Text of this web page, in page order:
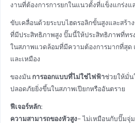
งานที่ต้องการการยกในแนวตั้งที่แข็งแกร่งแ
ขับเคลื่อนด้วยระบบไฮดรอลิกขั้นสูงและสร้า
ที่มีประสิทธิภาพสูง ปั๊มนี้ให้ประสิทธิภาพที่ทร
ในสภาพแวดล้อมที่มีความต้องการมากที่สุด
และเหมือง
ของมัน การออกแบบที่ไม่ใช่ไฟฟ้าช่วยให้มั่น
ปลอดภัยยิ่งขึ้นในสภาพเปียกหรืออันตราย
ฟีเจอร์หลัก:
ความสามารถของหัวสูง– ไม่เหมือนกับปั๊มจุ่